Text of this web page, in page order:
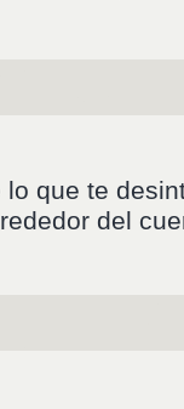
que te
del